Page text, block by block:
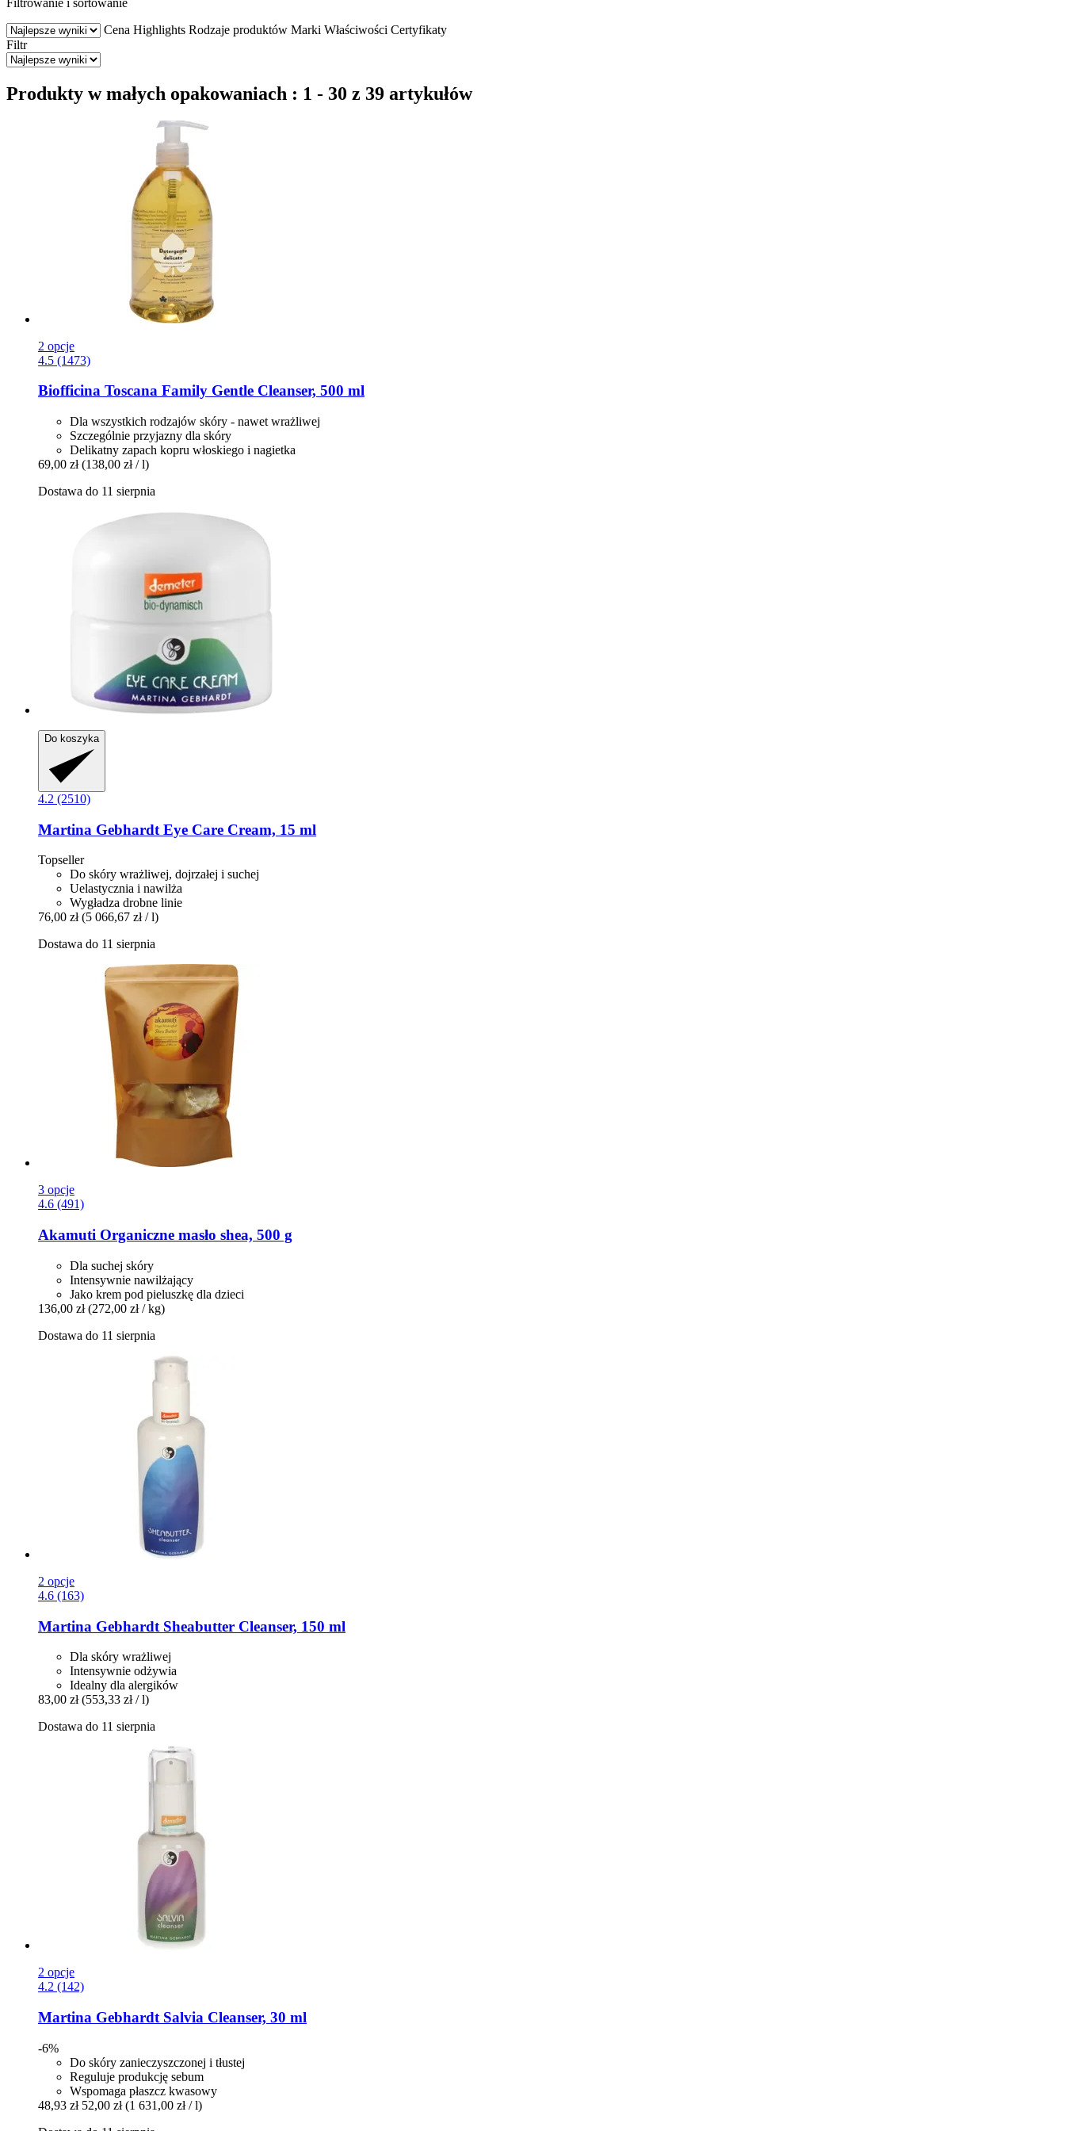
Cena Highlights Rodzaje produktów Marki Właściwości Certyfikaty
Filtr
Produkty w małych opakowaniach : 1 - 30 z 39 artykułów
2 opcje
4.5 (1473)
Biofficina Toscana Family Gentle Cleanser, 500 ml
Dla wszystkich rodzajów skóry - nawet wrażliwej
Szczególnie przyjazny dla skóry
Delikatny zapach kopru włoskiego i nagietka
69,00 zł (138,00 zł / l)
Dostawa do 11 sierpnia
Do koszyka
4.2 (2510)
Martina Gebhardt Eye Care Cream, 15 ml
Topseller
Do skóry wrażliwej, dojrzałej i suchej
Uelastycznia i nawilża
Wygładza drobne linie
76,00 zł (5 066,67 zł / l)
Dostawa do 11 sierpnia
3 opcje
4.6 (491)
Akamuti Organiczne masło shea, 500 g
Dla suchej skóry
Intensywnie nawilżający
Jako krem ​​pod pieluszkę dla dzieci
136,00 zł (272,00 zł / kg)
Dostawa do 11 sierpnia
2 opcje
4.6 (163)
Martina Gebhardt Sheabutter Cleanser, 150 ml
Dla skóry wrażliwej
Intensywnie odżywia
Idealny dla alergików
83,00 zł (553,33 zł / l)
Dostawa do 11 sierpnia
2 opcje
4.2 (142)
Martina Gebhardt Salvia Cleanser, 30 ml
-6%
Do skóry zanieczyszczonej i tłustej
Reguluje produkcję sebum
Wspomaga płaszcz kwasowy
48,93 zł 52,00 zł (1 631,00 zł / l)